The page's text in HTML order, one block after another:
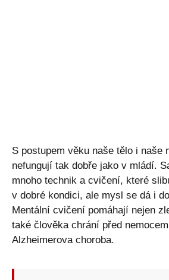
S postupem věku naše tělo i naše
nefungují tak dobře jako v mládí.
mnoho technik a cvičení, které
v dobré kondici, ale mysl se dá i
Mentální cvičení pomáhají nejen
také člověka chrání před
Alzheimerova choroba.